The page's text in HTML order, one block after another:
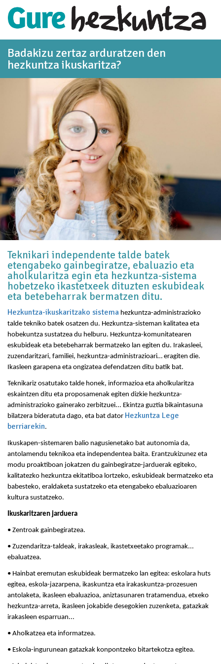
Eduki nagusira joan
Badakizu zertaz arduratzen den
hezkuntza ikuskaritza?
Teknikari independente talde batek
etengabeko gainbegiratze, ebaluazio eta
aholkularitza egin eta hezkuntza-sistema
hobetzeko ikastetxeek dituzten eskubideak
eta betebeharrak bermatzen ditu.
Hezkuntza-ikuskaritzako sistema hezkuntza-administrazioko
talde tekniko batek osatzen du. Hezkuntza-sisteman kalitatea eta
hobekuntza sustatzea du helburu. Hezkuntza-komunitatearen
eskubideak eta betebeharrak bermatzeko lan egiten du. Irakasleei,
zuzendaritzari, familiei, hezkuntza-administrazioari… eragiten die.
Ikasleen garapena eta ongizatea defendatzen ditu batik bat.
Teknikariz osatutako talde honek, informazioa eta aholkularitza
eskaintzen ditu eta proposamenak egiten dizkie hezkuntza-
administrazioko gainerako zerbitzuei... Ekintza guztia bikaintasuna
bilatzera bideratuta dago, eta bat dator Hezkuntza Lege
berriarekin.
Ikuskapen-sistemaren balio nagusienetako bat autonomia da,
antolamendu teknikoa eta independentea baita. Erantzukizunez eta
modu proaktiboan jokatzen du gainbegiratze-jarduerak egiteko,
kalitatezko hezkuntza ekitatiboa lortzeko, eskubideak bermatzeko eta
babesteko, eraldaketa sustatzeko eta etengabeko ebaluazioaren
kultura sustatzeko.
Ikuskaritzaren jarduera
• Zentroak gainbegiratzea.
• Zuzendaritza-taldeak, irakasleak, ikastetxeetako programak...
ebaluatzea.
• Hainbat eremutan eskubideak bermatzeko lan egitea: eskolara huts
egitea, eskola-jazarpena, ikaskuntza eta irakaskuntza-prozesuen
antolaketa, ikasleen ebaluazioa, aniztasunaren tratamendua, etxeko
hezkuntza-arreta, ikasleen jokabide desegokien zuzenketa, gatazkak
irakasleen esparruan...
• Aholkatzea eta informatzea.
• Eskola-ingurunean gatazkak konpontzeko bitartekotza egitea.